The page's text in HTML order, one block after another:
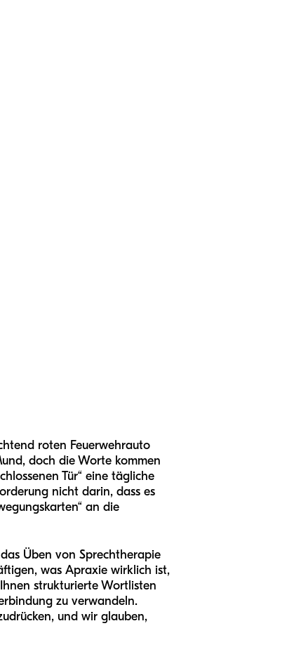
roten Feuerwehrauto
doch die Worte kommen
Tür“ eine tägliche
nicht darin, dass es
an die
Üben von Sprechtherapie
was Apraxie wirklich ist,
strukturierte Wortlisten
zu verwandeln.
und wir glauben,